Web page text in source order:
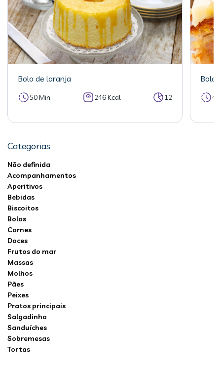
Bolo de laranja
50 Min 246 Kcal 12
Bolo
Categorias
Não definida
Acompanhamentos
Aperitivos
Bebidas
Biscoitos
Bolos
Carnes
Doces
Frutos do mar
Massas
Molhos
Pães
Peixes
Pratos principais
Salgadinho
Sanduíches
Sobremesas
Tortas